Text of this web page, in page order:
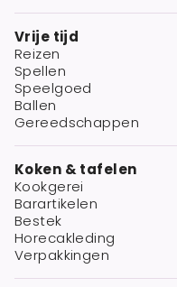
Vrije tijd
Reizen
Spellen
Speelgoed
Ballen
Gereedschappen
Koken & tafelen
Kookgerei
Barartikelen
Bestek
Horecakleding
Verpakkingen